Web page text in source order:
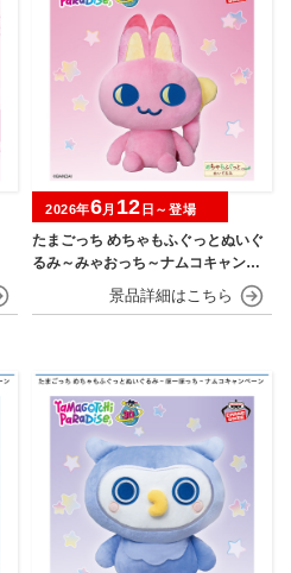
たまごっち めちゃもふぐっとぬいぐ
るみ～みゃおっち～ナムコキャンペ
2026年6月 12 日～登場